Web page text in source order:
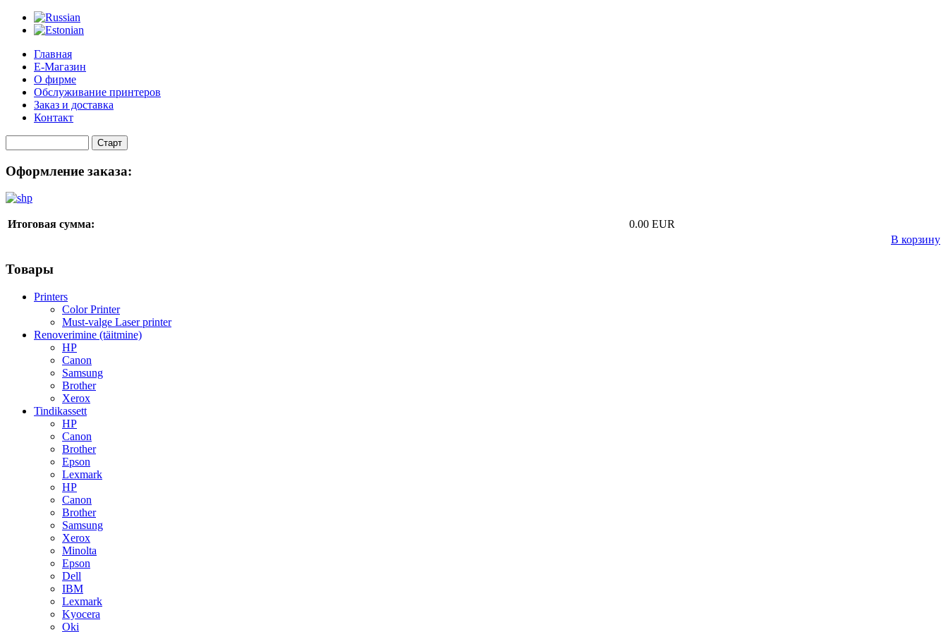
Главная
Е-Магазин
О фирме
Обслуживание принтеров
Заказ и доставка
Контакт
Оформление заказа:
Итоговая сумма:
0.00 EUR
В корзину
Товары
Printers
Color Printer
Must-valge Laser printer
Renoverimine (täitmine)
HP
Canon
Samsung
Brother
Xerox
Tindikassett
HP
Canon
Brother
Epson
Lexmark
HP
Canon
Brother
Samsung
Xerox
Minolta
Epson
Dell
IBM
Lexmark
Kyocera
Oki